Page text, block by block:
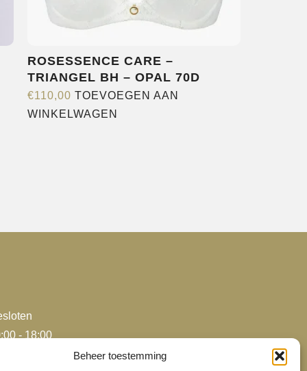
Beheer toestemming
ROSESSENCE CARE –
TRIANGEL BH – OPAL 70D
€110,00 TOEVOEGEN AAN
WINKELWAGEN
- 18:00